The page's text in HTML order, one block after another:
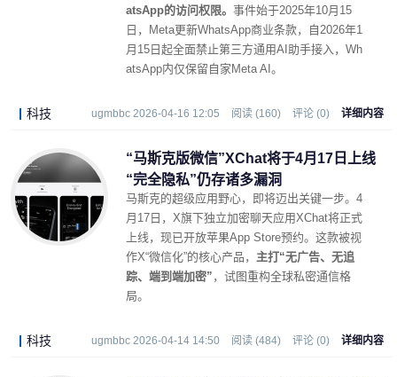
atsApp的访问权限。 事件始于2025年10月15
日，Meta更新WhatsApp商业条款，自2026年1
月15日起全面禁止第三方通用AI助手接入，Wh
atsApp内仅保留自家Meta AI。
科技 ugmbbc 2026-04-16 12:05 阅读 (160) 评论 (0) 详细内容
“马斯克版微信”XChat将于4月17日上线
“完全隐私”仍存诸多漏洞
马斯克的超级应用野心，即将迈出关键一步。4
月17日，X旗下独立加密聊天应用XChat将正式
上线，现已开放苹果App Store预约。这款被视
作X“微信化”的核心产品， 主打“无广告、无追
踪、端到端加密” ，试图重构全球私密通信格
局。
科技 ugmbbc 2026-04-14 14:50 阅读 (484) 评论 (0) 详细内容